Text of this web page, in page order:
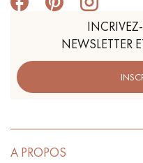
NEWSLETTER
A PROPOS